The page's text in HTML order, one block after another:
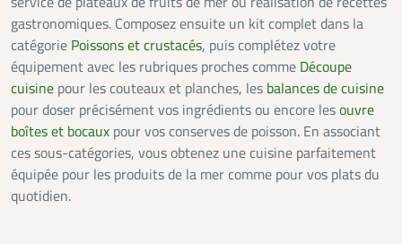
gastronomiques. Composez ensuite un kit complet dans la
catégorie Poissons et crustacés, puis complétez votre
équipement avec les rubriques proches comme Découpe
cuisine pour les couteaux et planches, les balances de cuisine
pour doser précisément vos ingrédients ou encore lesouvre
boîtes et bocaux pour vos conserves de poisson. En associant
ces sous-catégories, vous obtenez une cuisine parfaitement
équipée pour les produits de la mer comme pour vos plats du
quotidien.